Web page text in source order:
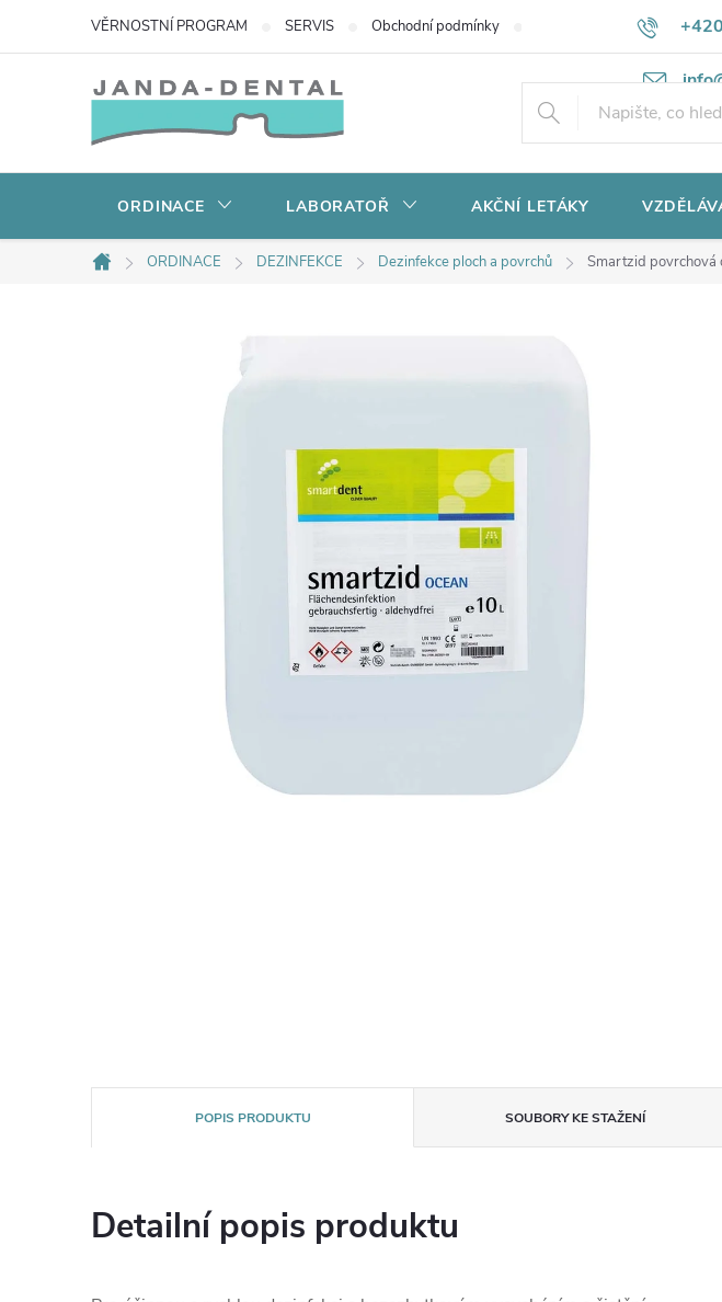
VĚRNOSTNÍ PROGRAM SERVIS Obchodní podmínky Potřebujete poradit?
ORDINACE LABORATOŘ AKČNÍ LETÁKY
Domů
ORDINACE DEZINFEKCE Dezinfekce ploch a povrchů Smartzid povrchová
POPIS PRODUKTU SOUBORY KE STAŽENÍ
Detailní popis produktu